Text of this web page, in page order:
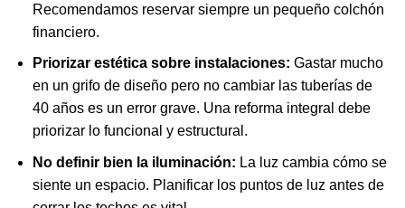
Recomendamos reservar siempre un pequeño colchón
financiero.
Priorizar estética sobre instalaciones: Gastar mucho
en un grifo de diseño pero no cambiar las tuberías de
40 años es un error grave. Una reforma integral debe
priorizar lo funcional y estructural.
No definir bien la iluminación: La luz cambia cómo se
siente un espacio. Planificar los puntos de luz antes de